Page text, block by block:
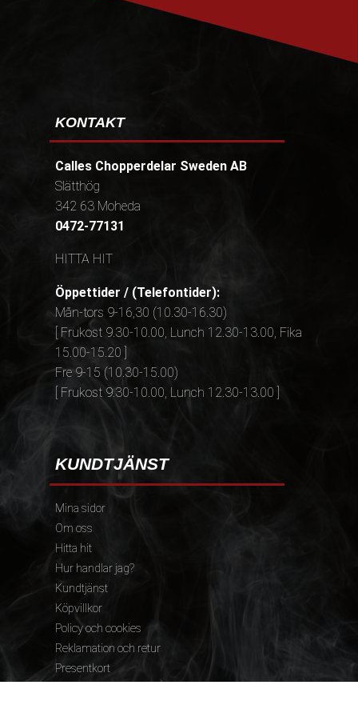
KONTAKT
Calles Chopperdelar Sweden AB
Slätthög
342 63 Moheda
0472-77131
HITTA HIT
Öppettider / (Telefontider):
Mån-tors 9-16,30 (10.30-16.30)
[ Frukost 9.30-10.00, Lunch 12.30-13.00, Fika
15.00-15.20 ]
Fre 9-15 (10.30-15.00)
[ Frukost 9.30-10.00, Lunch 12.30-13.00 ]
KUNDTJÄNST
Mina sidor
Om oss
Hitta hit
Hur handlar jag?
Kundtjänst
Köpvillkor
Policy och cookies
Reklamation och retur
Presentkort